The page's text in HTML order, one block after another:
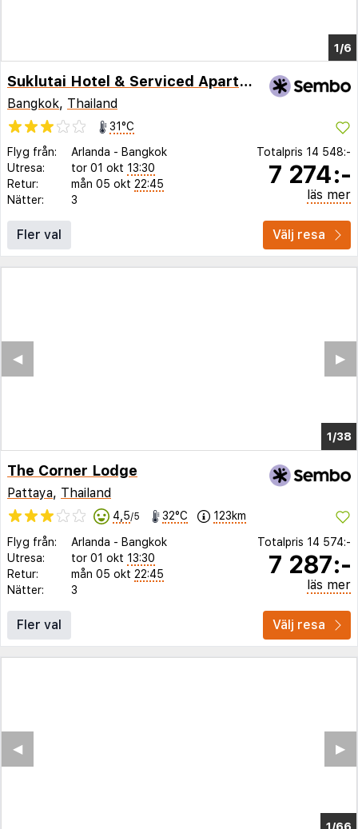
1/2
Suklutai Hotel & Serviced Apartment
Bangkok, Thailand
31°C
Flyg från:
Arlanda - Bangkok
Utresa:
tor 01 okt 13:30
Retur:
mån 05 okt 22:45
Nätter:
3
Totalpris 14 548:-
7 274:-
läs mer
Fler val Välj resa
1/34
▶︎
◀︎
The Corner Lodge
Pattaya, Thailand
4,5/5 32°C 123km
Flyg från: Arlanda - Bangkok
Utresa:
tor 01 okt 13:30
Retur:
mån 05 okt 22:45
Nätter:
3
Totalpris 14 574:-
7 287:-
läs mer
Fler val Välj resa
▶︎
◀︎